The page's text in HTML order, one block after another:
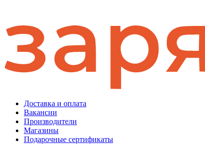
Доставка и оплата
Вакансии
Производители
Магазины
Подарочные сертификаты